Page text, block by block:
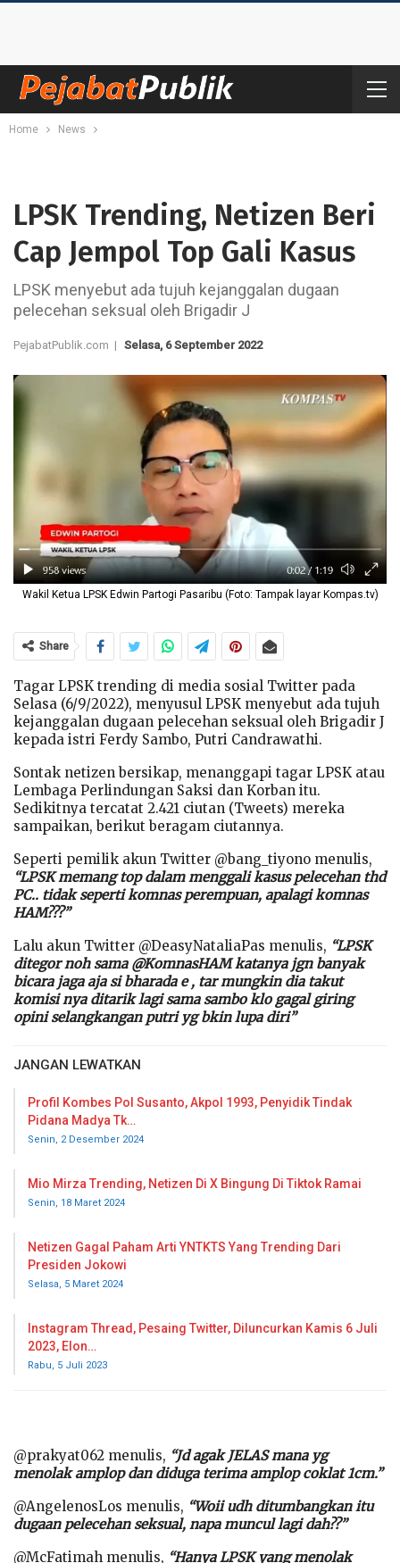
Home News
LPSK Trending, Netizen Beri
Cap Jempol Top Gali Kasus
LPSK menyebut ada tujuh kejanggalan dugaan
pelecehan seksual oleh Brigadir J
PejabatPublik.com | Selasa, 6 September 2022
Wakil Ketua LPSK Edwin Partogi Pasaribu (Foto: Tampak layar Kompas.tv)
Share
Tagar LPSK trending di media sosial Twitter pada
Selasa (6/9/2022), menyusul LPSK menyebut ada tujuh
kejanggalan dugaan pelecehan seksual oleh Brigadir J
kepada istri Ferdy Sambo, Putri Candrawathi.
Sontak netizen bersikap, menanggapi tagar LPSK atau
Lembaga Perlindungan Saksi dan Korban itu.
Sedikitnya tercatat 2.421 ciutan (Tweets) mereka
sampaikan, berikut beragam ciutannya.
Seperti pemilik akun Twitter @bang_tiyono menulis,
“LPSK memang top dalam menggali kasus pelecehan thd
PC.. tidak seperti komnas perempuan, apalagi komnas
HAM???”
Lalu akun Twitter @DeasyNataliaPas menulis, “LPSK
ditegor noh sama @KomnasHAM katanya jgn banyak
bicara jaga aja si bharada e , tar mungkin dia takut
komisi nya ditarik lagi sama sambo klo gagal giring
opini selangkangan putri yg bkin lupa diri”
JANGAN LEWATKAN
Profil Kombes Pol Susanto, Akpol 1993, Penyidik Tindak
Pidana Madya Tk…
Senin, 2 Desember 2024
Mio Mirza Trending, Netizen Di X Bingung Di Tiktok Ramai
Senin, 18 Maret 2024
Netizen Gagal Paham Arti YNTKTS Yang Trending Dari
Presiden Jokowi
Selasa, 5 Maret 2024
Instagram Thread, Pesaing Twitter, Diluncurkan Kamis 6 Juli
2023, Elon…
Rabu, 5 Juli 2023
@prakyat062 menulis, “Jd agak JELAS mana yg
menolak amplop dan diduga terima amplop coklat 1cm.”
@AngelenosLos menulis, “Woii udh ditumbangkan itu
dugaan pelecehan seksual, napa muncul lagi dah??”
@McFatimah menulis, “Hanya LPSK yang menolak